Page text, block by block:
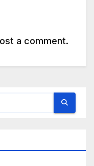
a comment.